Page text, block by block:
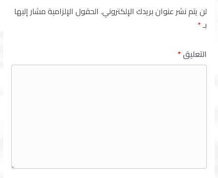
لن يتم نشر عنوان بريدك الإلكتروني. الحقول الإلزامية مشار إليها
بـ*
التعليق*